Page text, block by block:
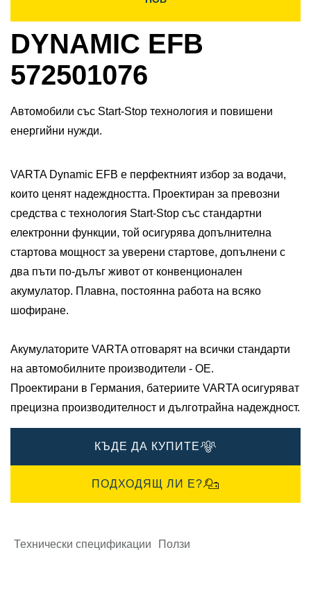
DYNAMIC EFB
572501076
Автомобили със Start-Stop технология и повишени
енергийни нужди.
VARTA Dynamic EFB е перфектният избор за водачи,
които ценят надеждността. Проектиран за превозни
средства с технология Start-Stop със стандартни
електронни функции, той осигурява допълнителна
стартова мощност за уверени стартове, допълнени с
два пъти по-дълъг живот от конвенционален
акумулатор. Плавна, постоянна работа на всяко
шофиране.​
Акумулаторите VARTA отговарят на всички стандарти
на автомобилните производители - OE.​
Проектирани в Германия, батериите VARTA осигуряват
прецизна производителност и дълготрайна надеждност.
КЪДЕ ДА КУПИТЕ
ПОДХОДЯЩ ЛИ Е?
Технически спецификации Ползи